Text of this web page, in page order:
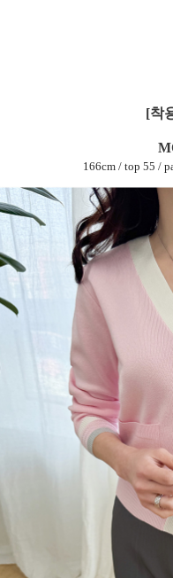
[착
166cm / top 55 /